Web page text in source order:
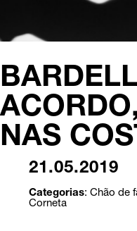
NAS
21.05.2019
Categorias: Chão de
Corneta